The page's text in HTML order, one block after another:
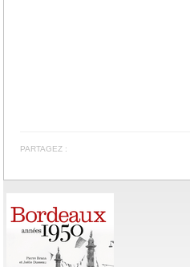
PARTAGEZ :